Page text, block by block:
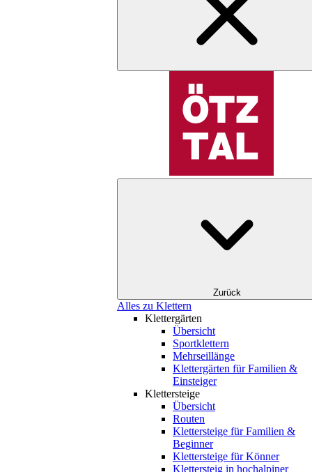
Zurück
Alles zu Klettern
Klettergärten
Übersicht
Sportklettern
Mehrseillänge
Klettergärten für Familien &
Einsteiger
Klettersteige
Übersicht
Routen
Klettersteige für Familien &
Beginner
Klettersteige für Könner
Klettersteig in hochalpiner